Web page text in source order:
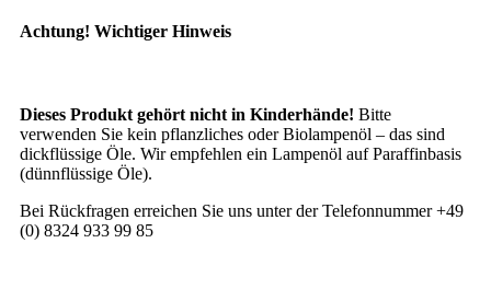
Achtung! Wichtiger Hinweis
Dieses Produkt gehört nicht in Kinderhände! Bitte
verwenden Sie kein pflanzliches oder Biolampenöl – das sind
dickflüssige Öle. Wir empfehlen ein Lampenöl auf Paraffinbasis
(dünnflüssige Öle).
Bei Rückfragen erreichen Sie uns unter der Telefonnummer +49
(0) 8324 933 99 85